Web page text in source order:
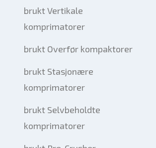
brukt Vertikale
komprimatorer
brukt Overfør kompaktorer
brukt Stasjonære
komprimatorer
brukt Selvbeholdte
komprimatorer